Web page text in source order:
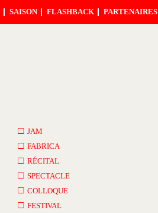
SAISON FLASHBACK PARTENAIRES
□ JAM
□ FABRICA
□ RÉCITAL
□ SPECTACLE
□ COLLOQUE
□ FESTIVAL